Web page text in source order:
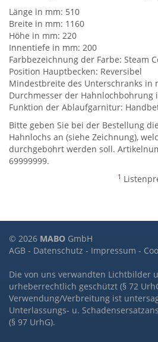
Länge in mm: 510
Breite in mm: 1160
Höhe in mm: 220
Innentiefe in mm: 200
Farbbezeichnung der Farbe: Steam
Position Hauptbecken: Reversibel
Mindestbreite des Unterschranks in
Durchmesser der Hahnlochbohrung
Funktion der Ablaufgarnitur:
Bitte geben Sie bei der Bestellung
Hahnlochs an (siehe Zeichnung),
durchgebohrt werden soll.
69999999.
1
© 2026 MABO GmbH
AGB - Datenschutz - Impressum -
Die von uns verwandten Lichtbilder
urheberrechtlich geschützt (§ 72
Verwendung/Verbreitung ist
Unterlassungs- u.
(§ 97 UrhG).